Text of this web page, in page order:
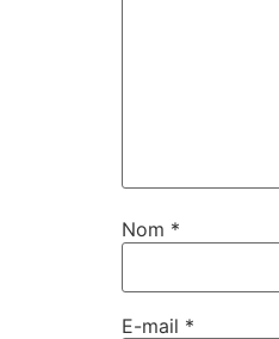
Nom *
E-mail *